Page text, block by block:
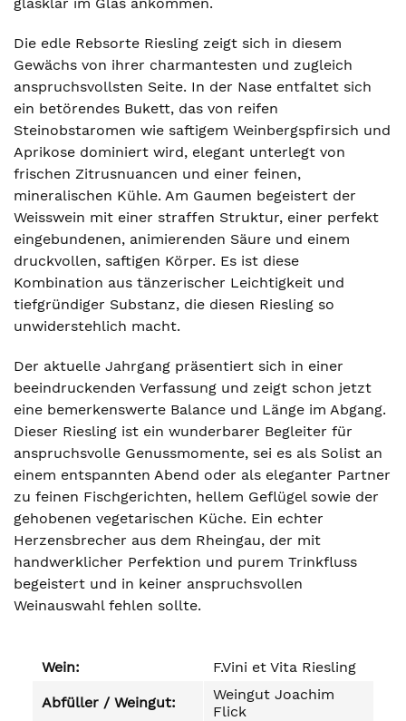
Die edle Rebsorte Riesling zeigt sich in diesem
Gewächs von ihrer charmantesten und zugleich
anspruchsvollsten Seite. In der Nase entfaltet sich
ein betörendes Bukett, das von reifen
Steinobstaromen wie saftigem Weinbergspfirsich und
Aprikose dominiert wird, elegant unterlegt von
frischen Zitrusnuancen und einer feinen,
mineralischen Kühle. Am Gaumen begeistert der
Weisswein mit einer straffen Struktur, einer perfekt
eingebundenen, animierenden Säure und einem
druckvollen, saftigen Körper. Es ist diese
Kombination aus tänzerischer Leichtigkeit und
tiefgründiger Substanz, die diesen Riesling so
unwiderstehlich macht.
Der aktuelle Jahrgang präsentiert sich in einer
beeindruckenden Verfassung und zeigt schon jetzt
eine bemerkenswerte Balance und Länge im Abgang.
Dieser Riesling ist ein wunderbarer Begleiter für
anspruchsvolle Genussmomente, sei es als Solist an
einem entspannten Abend oder als eleganter Partner
zu feinen Fischgerichten, hellem Geflügel sowie der
gehobenen vegetarischen Küche. Ein echter
Herzensbrecher aus dem Rheingau, der mit
handwerklicher Perfektion und purem Trinkfluss
begeistert und in keiner anspruchsvollen
Weinauswahl fehlen sollte.
Wein: F.Vini et Vita Riesling
Abfüller / Weingut:
Weingut Joachim
Flick